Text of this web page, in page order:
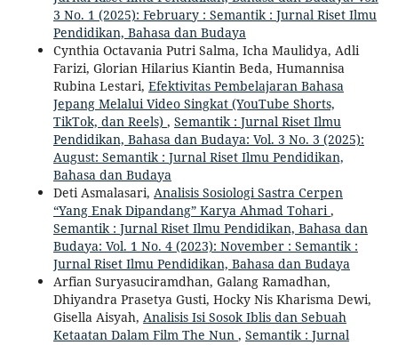
3 No. 1 (2025): February : Semantik : Jurnal Riset Ilmu
Pendidikan, Bahasa dan Budaya
Cynthia Octavania Putri Salma, Icha Maulidya, Adli
Farizi, Glorian Hilarius Kiantin Beda, Humannisa
Rubina Lestari, Efektivitas Pembelajaran Bahasa
Jepang Melalui Video Singkat (YouTube Shorts,
TikTok, dan Reels) , Semantik : Jurnal Riset Ilmu
Pendidikan, Bahasa dan Budaya: Vol. 3 No. 3 (2025):
August: Semantik : Jurnal Riset Ilmu Pendidikan,
Bahasa dan Budaya
Deti Asmalasari, Analisis Sosiologi Sastra Cerpen
“Yang Enak Dipandang” Karya Ahmad Tohari ,
Semantik : Jurnal Riset Ilmu Pendidikan, Bahasa dan
Budaya: Vol. 1 No. 4 (2023): November : Semantik :
Jurnal Riset Ilmu Pendidikan, Bahasa dan Budaya
Arfian Suryasuciramdhan, Galang Ramadhan,
Dhiyandra Prasetya Gusti, Hocky Nis Kharisma Dewi,
Gisella Aisyah, Analisis Isi Sosok Iblis dan Sebuah
Ketaatan Dalam Film The Nun , Semantik : Jurnal